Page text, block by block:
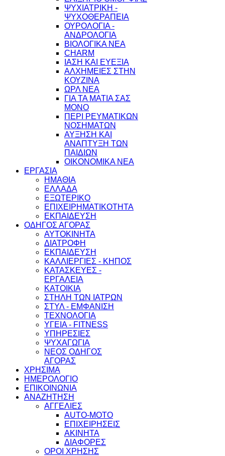
ΨΥΧΙΑΤΡΙΚΗ -
ΨΥΧΟΘΕΡΑΠΕΙΑ
ΟΥΡΟΛΟΓΙΑ -
ΑΝΔΡΟΛΟΓΙΑ
ΒΙΟΛΟΓΙΚΑ ΝΕΑ
CHARM
ΙΑΣΗ ΚΑΙ ΕΥΕΞΙΑ
ΑΛΧΗΜΕΙΕΣ ΣΤΗΝ
ΚΟΥΖΙΝΑ
ΩΡΛ ΝEA
ΓΙΑ ΤΑ ΜΑΤΙΑ ΣΑΣ
ΜΟΝΟ
ΠΕΡΙ ΡΕΥΜΑΤΙΚΩΝ
ΝΟΣΗΜΑΤΩΝ
ΑΥΞΗΣΗ ΚΑΙ
ΑΝΑΠΤΥΞΗ ΤΩΝ
ΠΑΙΔΙΩΝ
ΟΙΚΟΝΟΜΙΚΑ ΝΕΑ
ΕΡΓΑΣΙΑ
ΗΜΑΘΙΑ
ΕΛΛΑΔΑ
ΕΞΩΤΕΡΙΚΟ
ΕΠΙΧΕΙΡΗΜΑΤΙΚΟΤΗΤΑ
ΕΚΠΑΙΔΕΥΣΗ
ΟΔΗΓΟΣ ΑΓΟΡΑΣ
ΑΥΤΟΚΙΝΗΤΑ
ΔΙΑΤΡΟΦΗ
ΕΚΠΑΙΔΕΥΣΗ
ΚΑΛΛΙΕΡΓΙΕΣ - ΚΗΠΟΣ
ΚΑΤΑΣΚΕΥΕΣ -
ΕΡΓΑΛΕΙΑ
ΚΑΤΟΙΚΙΑ
ΣΤΗΛΗ ΤΩΝ ΙΑΤΡΩΝ
ΣΤΥΛ - ΕΜΦΑΝΙΣΗ
ΤΕΧΝΟΛΟΓΙΑ
ΥΓΕΙΑ - FITNESS
ΥΠΗΡΕΣΙΕΣ
ΨΥΧΑΓΩΓΙΑ
ΝΕΟΣ ΟΔΗΓΟΣ
ΑΓΟΡΑΣ
ΧΡΗΣΙΜΑ
ΗΜΕΡΟΛΟΓΙΟ
ΕΠΙΚΟΙΝΩΝΙΑ
ΑΝΑΖΗΤΗΣΗ
ΑΓΓΕΛΙΕΣ
AUTO-MOTO
ΕΠΙΧΕΙΡΗΣΕΙΣ
ΑΚΙΝΗΤΑ
ΔΙΑΦΟΡΕΣ
ΟΡΟΙ ΧΡΗΣΗΣ